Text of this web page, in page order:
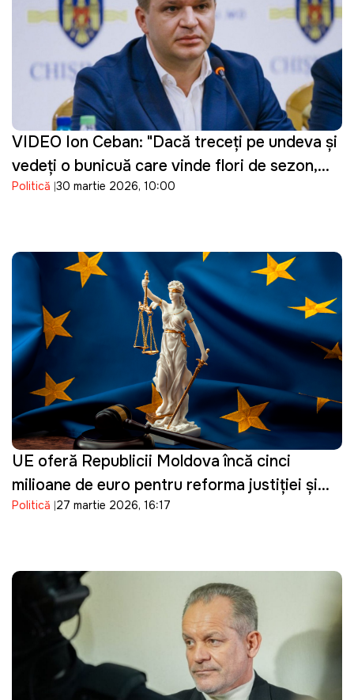
VIDEO Ion Ceban: "Dacă treceți pe undeva și
vedeți o bunicuță care vinde flori de sezon,
cumpărați un buchet"
Politică 30 martie 2026, 10:00
UE oferă Republicii Moldova încă cinci
milioane de euro pentru reforma justiției și
consolidarea procesului de vetting
Politică 27 martie 2026, 16:17